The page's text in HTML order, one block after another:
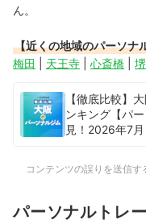
ん。
【近くの地域のパーソナ
梅田
天王寺 心斎橋
【徹底比較】
ンキング【パ
見！2026年7月
コンテンツの誤りを送信す
パーソナルトレ